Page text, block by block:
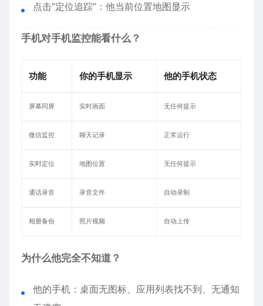
点击“定位追踪”：他当前位置地图显示
手机对手机监控能看什么？
功能 你的手机显示 他的手机状态
屏幕同屏 实时画面 无任何提示
微信监控 聊天记录 正常运行
实时定位 地图位置 无任何提示
通话录音 录音文件 自动录制
相册备份 照片视频 自动上传
为什么他完全不知道？
他的手机：桌面无图标、应用列表找不到、无通知